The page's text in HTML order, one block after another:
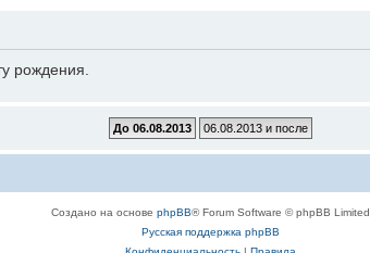
рождения.
Создано на основе phpBB® Forum Software © phpBB Limited
Русская поддержка phpBB